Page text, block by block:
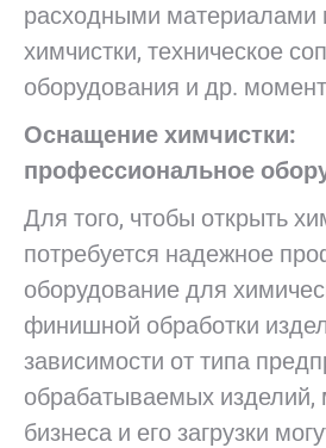
расходными материалами
химчистки, техническое
оборудования и др.
Оснащение химчистки:
профессиональное
Для того, чтобы открыть
потребуется надежное
оборудование для
финишной обработки
зависимости от типа
обрабатываемых изделий,
бизнеса и его загрузки